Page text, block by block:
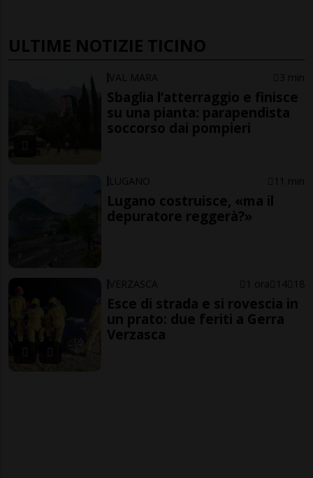
ULTIME NOTIZIE TICINO
VAL MARA 3 min
Sbaglia l’atterraggio e finisce
su una pianta: parapendista
soccorso dai pompieri
LUGANO 11 min
Lugano costruisce, «ma il
depuratore reggerà?»
VERZASCA 1 ora 14 18
Esce di strada e si rovescia in
un prato: due feriti a Gerra
Verzasca